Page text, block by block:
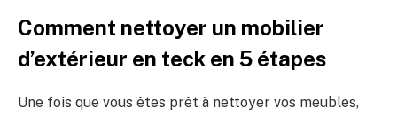
Comment nettoyer un mobilier
d’extérieur en teck en 5 étapes
Une fois que vous êtes prêt à nettoyer vos meubles,